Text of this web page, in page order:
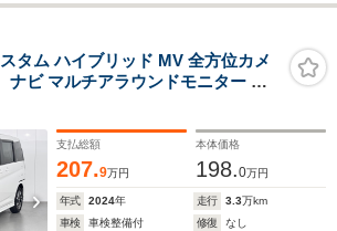
タム ハイブリッド MV 全方位カメ
ビ マルチアラウンドモニター 両
アダプティブクルーズコントロ
オートライト シートヒーター
支払総額
207.9万円
本体価格
198.0万円
年式 2024年 走行 3.3万km
車検
車検整備付 修復
なし